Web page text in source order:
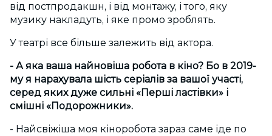
від постпродакшн, і від монтажу, і того, яку
музику накладуть, і яке промо зроблять.
У театрі все більше залежить від актора.
- А яка ваша найновіша робота в кіно? Бо в 2019-
му я нарахувала шість серіалів за вашої участі,
серед яких дуже сильні «Перші ластівки» і
смішні «Подорожники».
- Найсвіжіша моя кіноробота зараз саме іде по